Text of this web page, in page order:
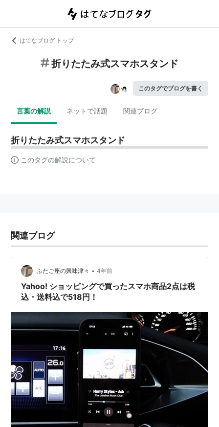
はてなブログ トップ
折りたたみ式スマホスタンド
このタグでブログを書く
言葉の解説 ネットで話題 関連ブログ
折りたたみ式スマホスタンド
このタグの解説について
関連ブログ
ふたご座の興味津々 • 4年前
Yahoo! ショッピングで買ったスマホ商品2点は税
込・送料込で518円！